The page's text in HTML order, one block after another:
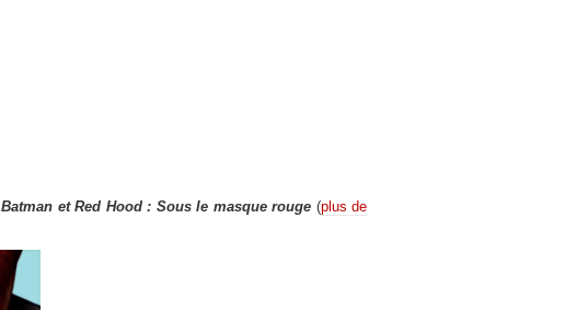
Batman et Red Hood : Sous le masque rouge (plus de